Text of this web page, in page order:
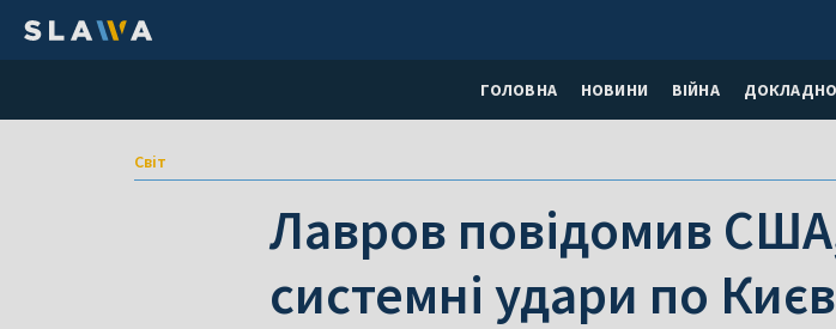
ГОЛОВНА НОВИНИ ВІЙНА ДОКЛАДНО
Світ
Лавров повідомив
системні удари по